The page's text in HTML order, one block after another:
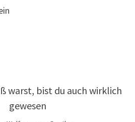
warst, bist du auch wirklich
gewesen